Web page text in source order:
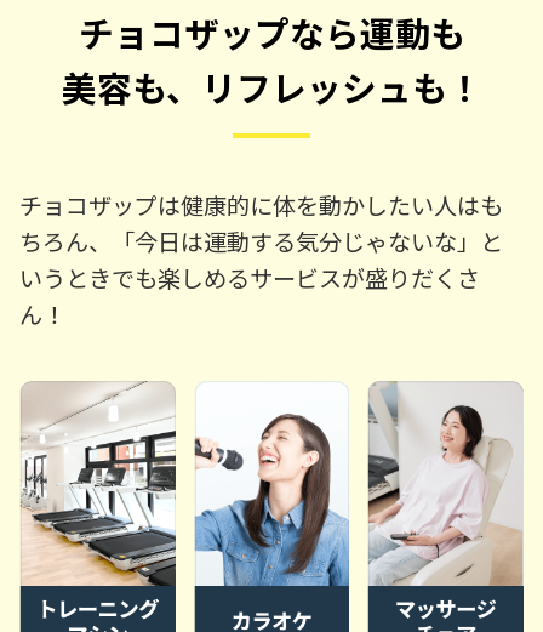
チョコザップなら運動も
美容も、リフレッシュも！
チョコザップは健康的に体を動かしたい人はも
ちろん、「今日は運動する気分じゃないな」と
いうときでも楽しめるサービスが盛りだくさ
ん！